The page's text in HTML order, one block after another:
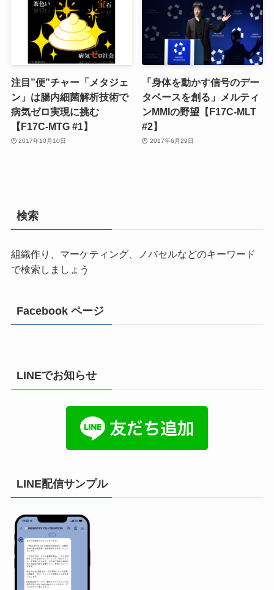
注目”便”チャー「メタジェ
ン」は腸内細菌解析技術で
病気ゼロ実現に挑む
【F17C-MTG #1】
2017年10月10日
「身体を動かす信号のデー
タベースを創る」メルティ
ンMMIの野望【F17C-MLT
#2】
2017年6月29日
検索
組織作り、マーケティング、ノバセルなどのキーワード
で検索しましょう
Facebook ページ
LINEでお知らせ
LINE配信サンプル